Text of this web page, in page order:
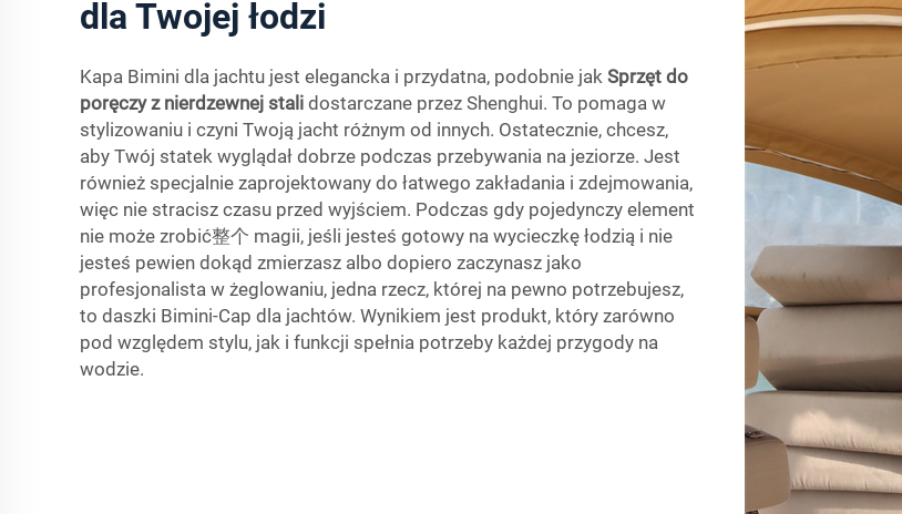
dla Twojej łodzi
Kapa Bimini dla jachtu jest elegancka i przydatna, podobnie jak Sprzęt do
poręczy z nierdzewnej stali dostarczane przez Shenghui. To pomaga w
stylizowaniu i czyni Twoją jacht różnym od innych. Ostatecznie, chcesz,
aby Twój statek wyglądał dobrze podczas przebywania na jeziorze. Jest
również specjalnie zaprojektowany do łatwego zakładania i zdejmowania,
więc nie stracisz czasu przed wyjściem. Podczas gdy pojedynczy element
nie może zrobić整个 magii, jeśli jesteś gotowy na wycieczkę łodzią i nie
jesteś pewien dokąd zmierzasz albo dopiero zaczynasz jako
profesjonalista w żeglowaniu, jedna rzecz, której na pewno potrzebujesz,
to daszki Bimini-Cap dla jachtów. Wynikiem jest produkt, który zarówno
pod względem stylu, jak i funkcji spełnia potrzeby każdej przygody na
wodzie.